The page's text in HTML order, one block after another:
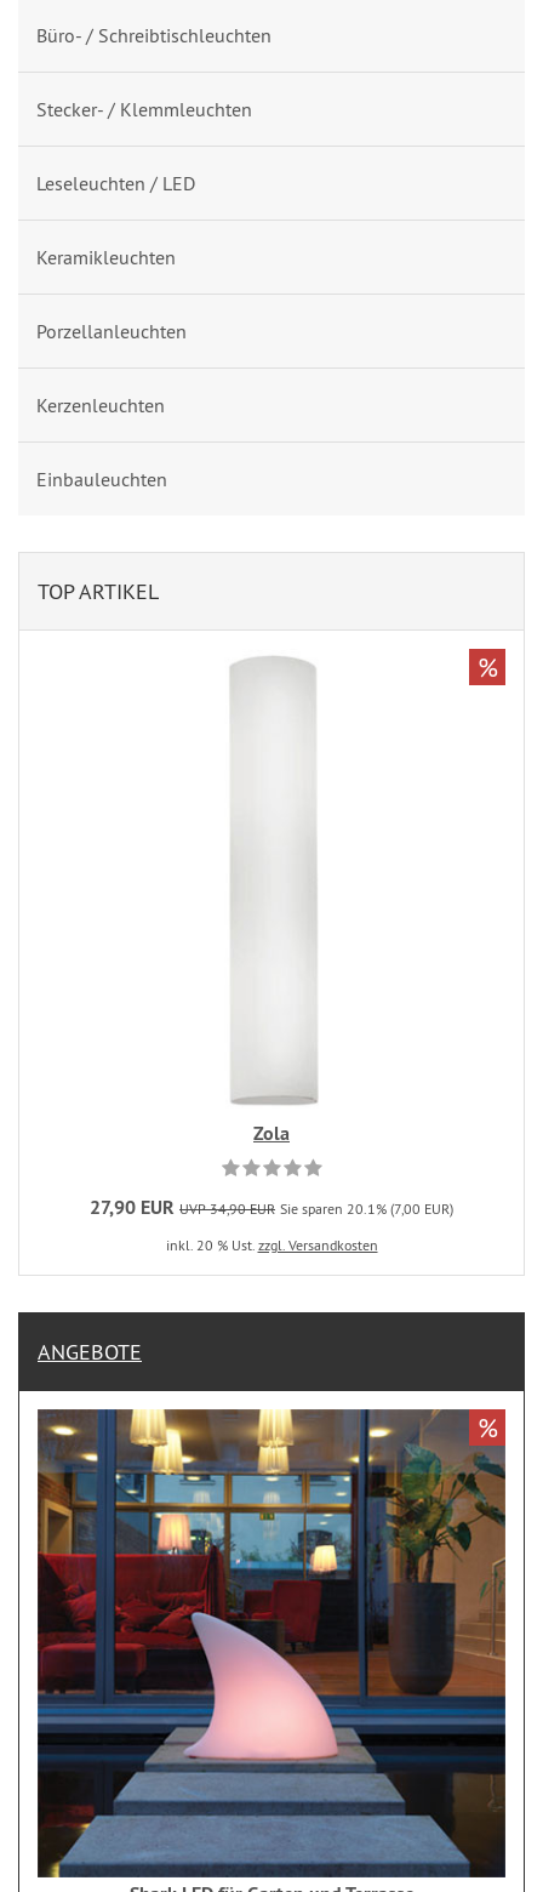
Büro- / Schreibtischleuchten
Stecker- / Klemmleuchten
Leseleuchten / LED
Keramikleuchten
Porzellanleuchten
Kerzenleuchten
Einbauleuchten
TOP ARTIKEL
Zola
27,90 EUR UVP 34,90 EUR Sie sparen 20.1% (7,00 EUR)
inkl. 20 % Ust. zzgl. Versandkosten
%
ANGEBOTE
%